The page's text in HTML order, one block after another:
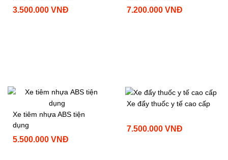
3.500.000 VNĐ 7.200.000 VNĐ
Xe tiêm nhựa ABS tiện
dụng
5.500.000 VNĐ
Xe đẩy thuốc y tế cao cấp
7.500.000 VNĐ